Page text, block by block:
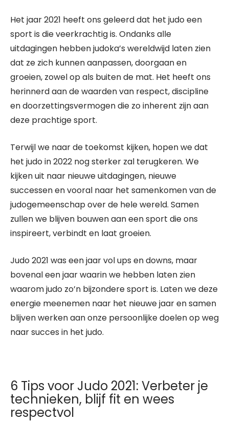
Het jaar 2021 heeft ons geleerd dat het judo een
sport is die veerkrachtig is. Ondanks alle
uitdagingen hebben judoka’s wereldwijd laten zien
dat ze zich kunnen aanpassen, doorgaan en
groeien, zowel op als buiten de mat. Het heeft ons
herinnerd aan de waarden van respect, discipline
en doorzettingsvermogen die zo inherent zijn aan
deze prachtige sport.
Terwijl we naar de toekomst kijken, hopen we dat
het judo in 2022 nog sterker zal terugkeren. We
kijken uit naar nieuwe uitdagingen, nieuwe
successen en vooral naar het samenkomen van de
judogemeenschap over de hele wereld. Samen
zullen we blijven bouwen aan een sport die ons
inspireert, verbindt en laat groeien.
Judo 2021 was een jaar vol ups en downs, maar
bovenal een jaar waarin we hebben laten zien
waarom judo zo’n bijzondere sport is. Laten we deze
energie meenemen naar het nieuwe jaar en samen
blijven werken aan onze persoonlijke doelen op weg
naar succes in het judo.
6 Tips voor Judo 2021: Verbeter je
technieken, blijf fit en wees
respectvol